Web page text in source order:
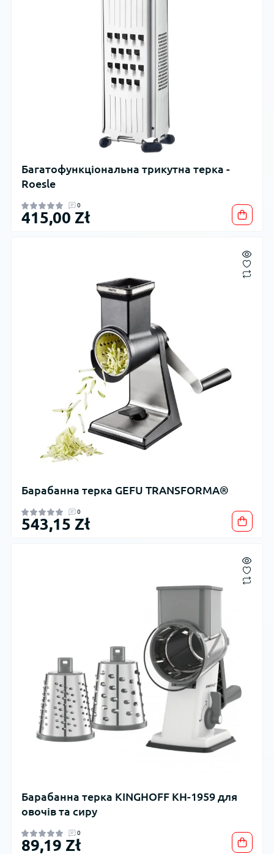
Багатофункціональна трикутна терка -
Roesle
0
415,00 Zł
Барабанна терка GEFU TRANSFORMA®
0
543,15 Zł
Барабанна терка KINGHOFF KH-1959 для
овочів та сиру
0
89,19 Zł